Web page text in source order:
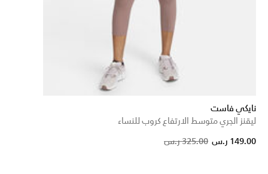
نايكي فاست
ليقنز الجري متوسط الارتفاع كروب للنساء
Price reduced325.00 ر.س to149.00 ر.س